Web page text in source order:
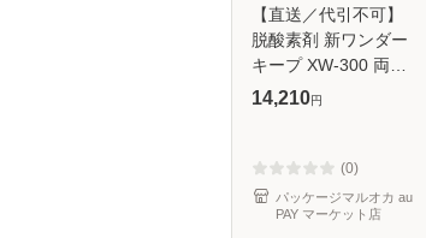
【直送／代引不可】
脱酸素剤 新ワンダー
キープ XW-300 両面
吸収型 1500個
14,210円
(0)
パッケージマルオカ au
PAY マーケット店